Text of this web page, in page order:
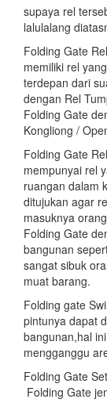
supaya rel
lalulalang
Folding Gate
memiliki rel
terdepan dari
dengan Rel
Folding Gate
Kongliong /
Folding Gate
mempunyai rel
ruangan dalam
ditujukan agar
masuknya
Folding Gate
bangunan
sangat sibuk
muat barang.
Folding gate
pintunya dapat
bangunan,hal
mengganggu
Folding Gate
Folding Gate